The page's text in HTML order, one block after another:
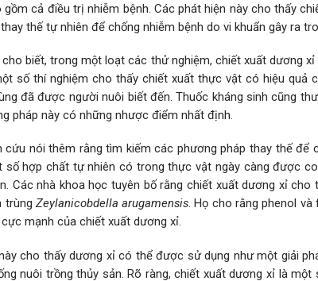
gồm cả điều trị nhiễm bệnh. Các phát hiện này cho thấy
thế tự nhiên để chống nhiễm bệnh do vi khuẩn gây ra
biết, trong một loạt các thử nghiệm, chiết xuất dương
số thí nghiệm cho thấy chiết xuất thực vật có hiệu quả
đã được người nuôi biết đến. Thuốc kháng sinh cũng
pháp này có những nhược điểm nhất định.
cứu nói thêm rằng tìm kiếm các phương pháp thay thế để
số hợp chất tự nhiên có trong thực vật ngày càng được
Các nhà khoa học tuyên bố rằng chiết xuất dương xỉ
trùng Zeylanicobdella arugamensis. Họ cho rằng phenol
mạnh của chiết xuất dương xỉ.
cho thấy dương xỉ có thể được sử dụng như một giải
nuôi trồng thủy sản. Rõ ràng, chiết xuất dương xỉ là